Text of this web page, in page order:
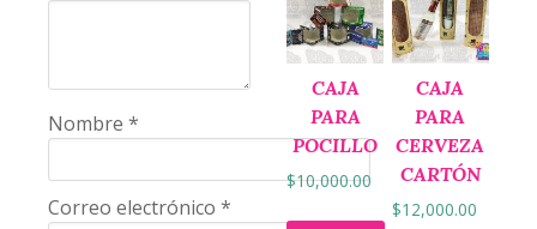
Nombre *
Correo electrónico *
CAJA
PARA
POCILLO
$10,000.00
CAJA
PARA
CERVEZA
CARTÓN
$12,000.00